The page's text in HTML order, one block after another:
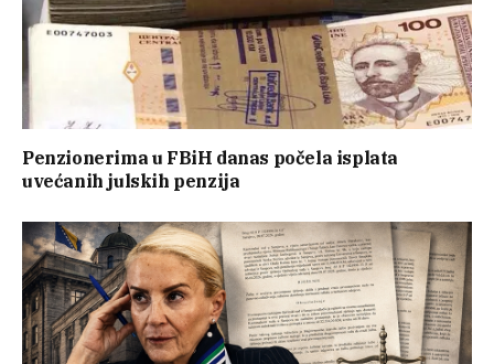
Penzionerima u FBiH danas počela isplata
uvećanih julskih penzija